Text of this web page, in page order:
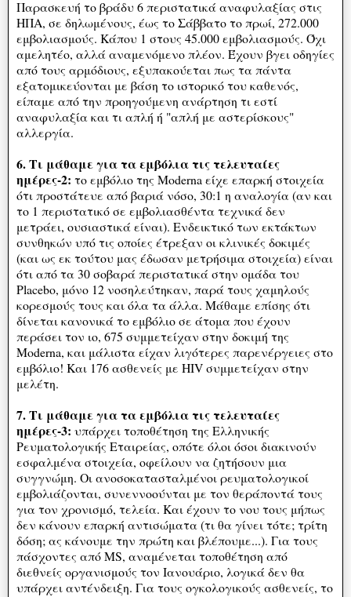
Παρασκευή το βράδυ 6 περιστατικά αναφυλαξίας στις
ΗΠΑ, σε δηλωμένους, έως το Σάββατο το πρωί, 272.000
εμβολιασμούς. Κάπου 1 στους 45.000 εμβολιασμούς. Όχι
αμελητέο, αλλά αναμενόμενο πλέον. Έχουν βγει οδηγίες
από τους αρμόδιους, εξυπακούεται πως τα πάντα
εξατομικεύονται με βάση το ιστορικό του καθενός,
είπαμε από την προηγούμενη ανάρτηση τι εστί
αναφυλαξία και τι απλή ή "απλή με αστερίσκους"
αλλεργία.
6. Τι μάθαμε για τα εμβόλια τις τελευταίες
ημέρες-2: το εμβόλιο της Moderna είχε επαρκή στοιχεία
ότι προστάτευε από βαριά νόσο, 30:1 η αναλογία (αν και
το 1 περιστατικό σε εμβολιασθέντα τεχνικά δεν
μετράει, ουσιαστικά είναι). Ενδεικτικό των εκτάκτων
συνθηκών υπό τις οποίες έτρεξαν οι κλινικές δοκιμές
(και ως εκ τούτου μας έδωσαν μετρήσιμα στοιχεία) είναι
ότι από τα 30 σοβαρά περιστατικά στην ομάδα του
Placebo, μόνο 12 νοσηλεύτηκαν, παρά τους χαμηλούς
κορεσμούς τους και όλα τα άλλα. Μάθαμε επίσης ότι
δίνεται κανονικά το εμβόλιο σε άτομα που έχουν
περάσει τον ιο, 675 συμμετείχαν στην δοκιμή της
Moderna, και μάλιστα είχαν λιγότερες παρενέργειες στο
εμβόλιο! Και 176 ασθενείς με HIV συμμετείχαν στην
μελέτη.
7. Τι μάθαμε για τα εμβόλια τις τελευταίες
ημέρες-3: υπάρχει τοποθέτηση της Ελληνικής
Ρευματολογικής Εταιρείας, οπότε όλοι όσοι διακινούν
εσφαλμένα στοιχεία, οφείλουν να ζητήσουν μια
συγγνώμη. Οι ανοσοκατασταλμένοι ρευματολογικοί
εμβολιάζονται, συνεννοούνται με τον θεράποντά τους
για τον χρονισμό, τελεία. Και έχουν το νου τους μήπως
δεν κάνουν επαρκή αντισώματα (τι θα γίνει τότε; τρίτη
δόση; ας κάνουμε την πρώτη και βλέπουμε...). Για τους
πάσχοντες από MS, αναμένεται τοποθέτηση από
διεθνείς οργανισμούς τον Ιανουάριο, λογικά δεν θα
υπάρχει αντένδειξη. Για τους ογκολογικούς ασθενείς, το